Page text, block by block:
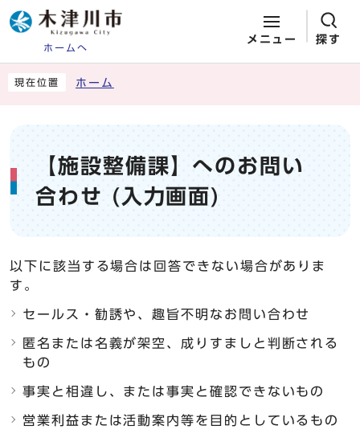
ホームへ
メニュー 探す
現在位置 ホーム
【施設整備課】へのお問い
合わせ (入力画面)
以下に該当する場合は回答できない場合がありま
す。
セールス・勧誘や、趣旨不明なお問い合わせ
匿名または名義が架空、成りすましと判断される
もの
事実と相違し、または事実と確認できないもの
営業利益または活動案内等を目的としているもの